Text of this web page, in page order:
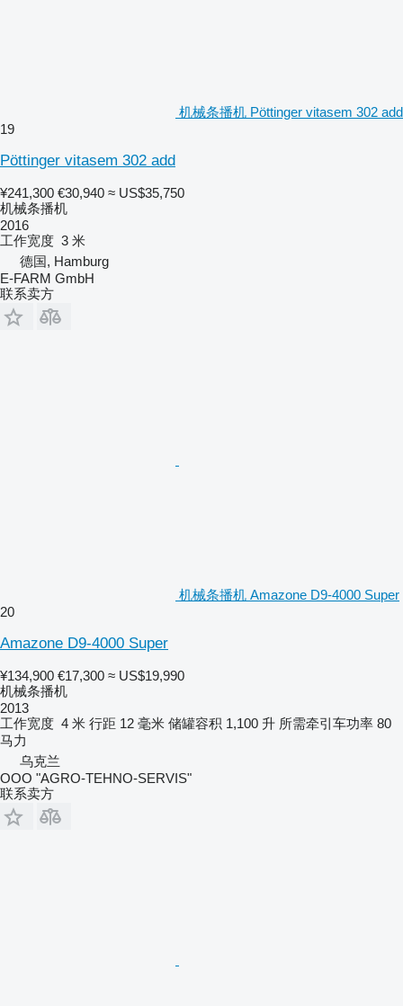
机械条播机 Pöttinger vitasem 302 add
19
Pöttinger vitasem 302 add
¥241,300 €30,940 ≈ US$35,750
机械条播机
2016
工作宽度 3 米
德国, Hamburg
E-FARM GmbH
联系卖方
机械条播机 Amazone D9-4000 Super
20
Amazone D9-4000 Super
¥134,900 €17,300 ≈ US$19,990
机械条播机
2013
工作宽度 4 米 行距 12 毫米 储罐容积 1,100 升 所需牵引车功率 80
马力
乌克兰
OOO "AGRO-TEHNO-SERVIS"
联系卖方